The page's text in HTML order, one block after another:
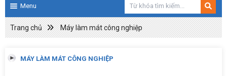
Menu
Trang chủ Máy làm mát công nghiệp
MÁY LÀM MÁT CÔNG NGHIỆP